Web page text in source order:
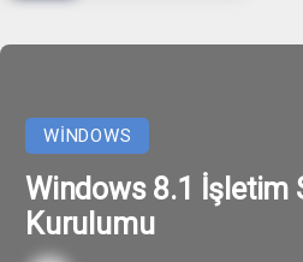
WINDOWS
Windows 8.1 İşletim
Kurulumu